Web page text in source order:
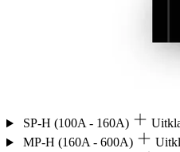
SP-H (100A - 160A)
MP-H (160A - 600A)